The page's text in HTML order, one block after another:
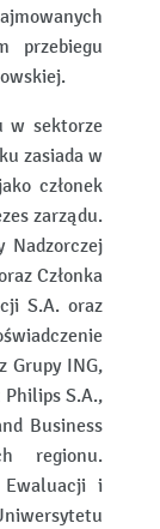
przebiegu
w sektorze
zasiada w
członek
zarządu.
Nadzorczej
Członka
S.A. oraz
Grupy ING,
S.A.,
Business
regionu.
Ewaluacji i